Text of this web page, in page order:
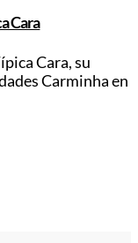
Cara
Cara, su
Carminha en